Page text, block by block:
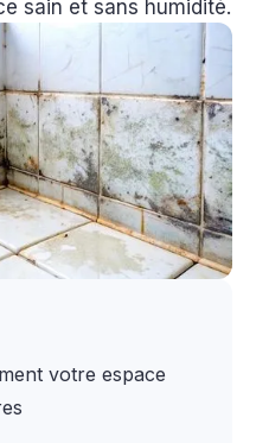
sain et sans humidité.
votre espace